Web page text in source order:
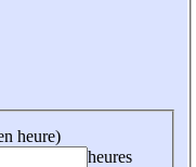
heure)
heures